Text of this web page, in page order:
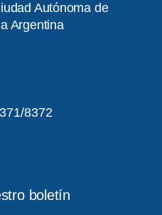
Autónoma de
Argentina
8372
boletín